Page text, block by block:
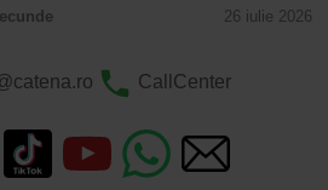
26 iulie 2026
CallCenter